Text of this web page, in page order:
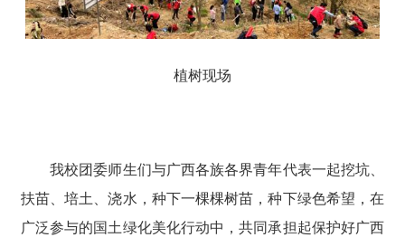
植树现场
我校团委师生们与广西各族各界青年代表一起挖坑、
扶苗、培土、浇水，种下一棵棵树苗，种下绿色希望，在
广泛参与的国土绿化美化行动中，共同承担起保护好广西